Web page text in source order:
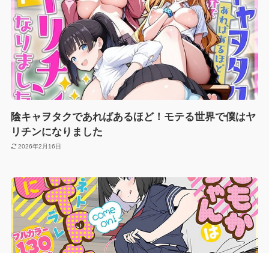
陰キャヲタクであればあるほど！モテる世界で僕はヤ
リチンになりました
2026年2月16日